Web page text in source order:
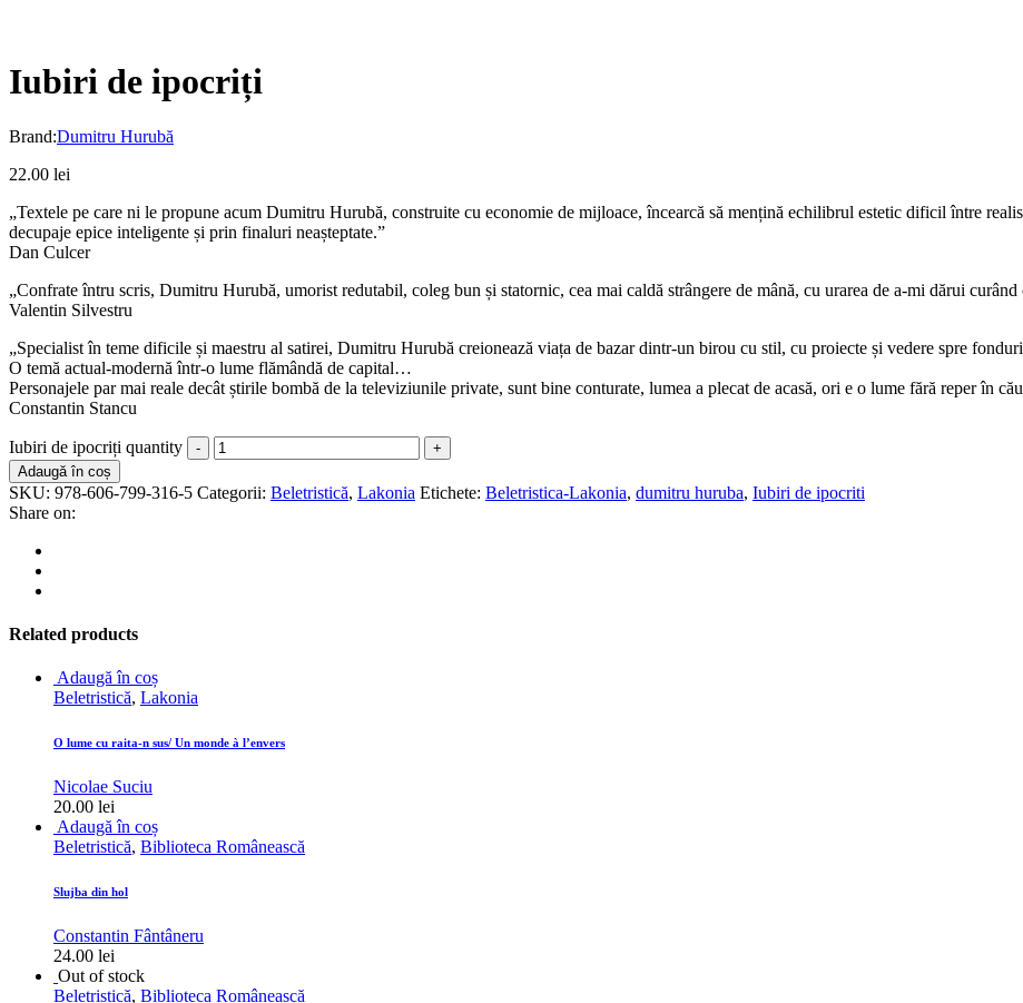
Iubiri de ipocriți
Brand:Dumitru Hurubă
22.00 lei
„Textele pe care ni le propune acum Dumitru Hurubă, construite cu economie de mijloace, încearcă să mențină echilibrul estetic dificil între
decupaje epice inteligente și prin finaluri neașteptate.”
Dan Culcer
„Confrate întru scris, Dumitru Hurubă, umorist redutabil, coleg bun și statornic, cea mai caldă strângere de mână, cu urarea de a-mi dărui
Valentin Silvestru
„Specialist în teme dificile și maestru al satirei, Dumitru Hurubă creionează viața de bazar dintr-un birou cu stil, cu proiecte și vedere spre
O temă actual-modernă într-o lume flămândă de capital…
Personajele par mai reale decât știrile bombă de la televiziunile private, sunt bine conturate, lumea a plecat de acasă, ori e o lume fără reper în
Constantin Stancu
Iubiri de ipocriți quantity
Adaugă în coș
SKU: 978-606-799-316-5 Categorii: Beletristică, Lakonia Etichete: Beletristica-Lakonia, dumitru huruba, Iubiri de ipocriti
Share on:
Related products
Adaugă în coș
Beletristică, Lakonia
O lume cu raita-n sus/ Un monde à l’envers
Nicolae Suciu
20.00 lei
Adaugă în coș
Beletristică, Biblioteca Românească
Slujba din hol
Constantin Fântâneru
24.00 lei
Out of stock
Beletristică, Biblioteca Românească